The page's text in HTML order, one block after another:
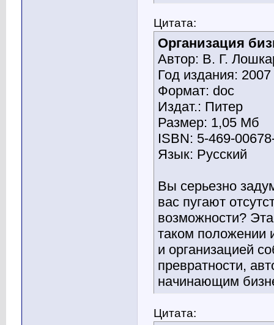
Цитата:
Организация
Автор: В. Г.
Год издания: 2007
Формат: doc
Издат.: Питер
Размер: 1,05 Мб
ISBN: 5-469-
Язык: Русский
Вы серьезно
вас пугают
возможности?
таком положении
и организацией
превратности,
начинающим
Цитата: